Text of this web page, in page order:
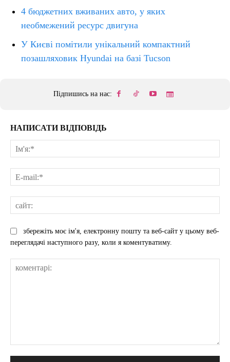
4 бюджетних вживаних авто, у яких
необмежений ресурс двигуна
У Києві помітили унікальний компактний
позашляховик Hyundai на базі Tucson
Підпишись на нас:
НАПИСАТИ ВІДПОВІДЬ
збережіть моє ім'я, електронну пошту та веб-сайт у цьому веб-
переглядачі наступного разу, коли я коментуватиму.